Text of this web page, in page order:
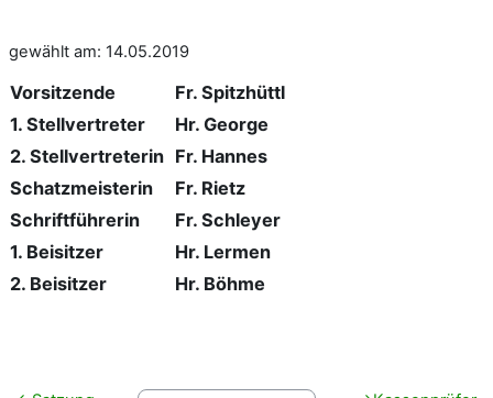
gewählt am: 14.05.2019
Vorsitzende
Fr. Spitzhüttl
1. Stellvertreter
Hr. George
2. Stellvertreterin Fr. Hannes
Schatzmeisterin
Fr. Rietz
Schriftführerin
Fr. Schleyer
1. Beisitzer
Hr. Lermen
2. Beisitzer
Hr. Böhme